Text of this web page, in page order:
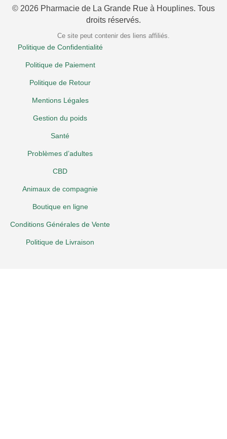
© 2026 Pharmacie de La Grande Rue à Houplines. Tous
droits réservés.
Ce site peut contenir des liens affiliés.
Politique de Confidentialité
Politique de Paiement
Politique de Retour
Mentions Légales
Gestion du poids
Santé
Problèmes d’adultes
CBD
Animaux de compagnie
Boutique en ligne
Conditions Générales de Vente
Politique de Livraison